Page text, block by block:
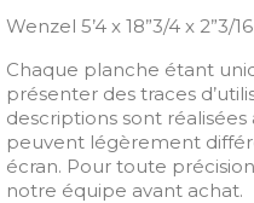
Wenzel 5’4 x 18”3/4 x 2”3/
Chaque planche étant
présenter des traces
descriptions sont
peuvent légèrement
écran. Pour toute
notre équipe avant achat.